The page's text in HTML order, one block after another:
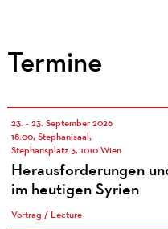
Termine
23. - 23. September 2026
18:00, Stephanisaal,
Stephansplatz 3, 1010 Wien
Herausforderungen
im heutigen Syrien
Vortrag / Lecture